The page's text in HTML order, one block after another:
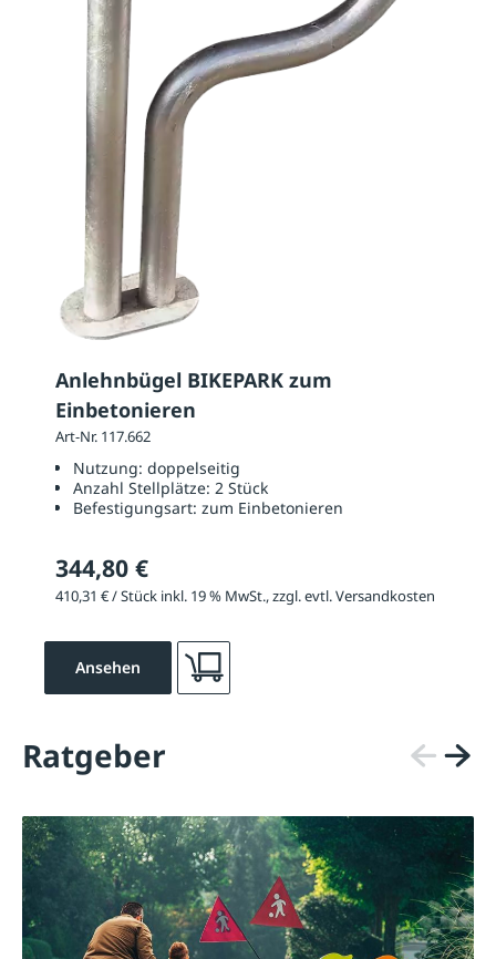
Anlehnbügel BIKEPARK zum
Einbetonieren
Art-Nr. 117.662
Nutzung: doppelseitig
Anzahl Stellplätze: 2 Stück
Befestigungsart: zum Einbetonieren
344,80 €
410,31 € / Stück inkl. 19 % MwSt., zzgl. evtl. Versandkosten
Ansehen
Ratgeber